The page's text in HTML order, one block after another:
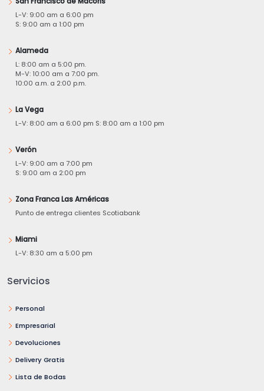
L-V: 9:00 am a 6:00 pm
S: 9:00 am a 1:00 pm
Alameda
L: 8:00 am a 5:00 pm.
M-V: 10:00 am a 7:00 pm.
10:00 a.m. a 2:00 p.m.
La Vega
L-V: 8:00 am a 6:00 pm S: 8:00 am a 1:00 pm
Verón
L-V: 9:00 am a 7:00 pm
S: 9:00 am a 2:00 pm
Zona Franca Las Américas
Punto de entrega clientes Scotiabank
Miami
L-V: 8:30 am a 5:00 pm
Servicios
Personal
Empresarial
Devoluciones
Delivery Gratis
Lista de Bodas